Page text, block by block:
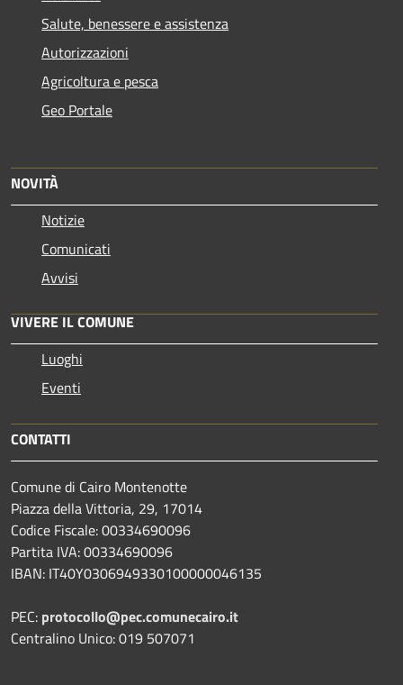
Salute, benessere e assistenza
Autorizzazioni
Agricoltura e pesca
Geo Portale
NOVITÀ
Notizie
Comunicati
Avvisi
VIVERE IL COMUNE
Luoghi
Eventi
CONTATTI
Comune di Cairo Montenotte
Piazza della Vittoria, 29, 17014
Codice Fiscale: 00334690096
Partita IVA: 00334690096
IBAN: IT40Y0306949330100000046135
PEC: protocollo@pec.comunecairo.it
Centralino Unico: 019 507071